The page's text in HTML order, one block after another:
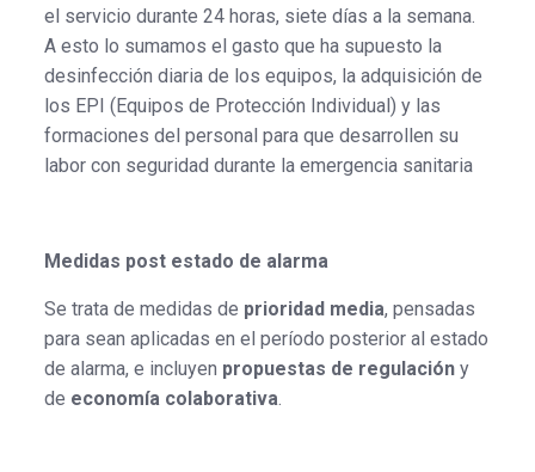
el servicio durante 24 horas, siete días a la semana.
A esto lo sumamos el gasto que ha supuesto la
desinfección diaria de los equipos, la adquisición de
los EPI (Equipos de Protección Individual) y las
formaciones del personal para que desarrollen su
labor con seguridad durante la emergencia sanitaria
Medidas post estado de alarma
Se trata de medidas de prioridad media, pensadas
para sean aplicadas en el período posterior al estado
de alarma, e incluyen propuestas de regulacióny
de economía colaborativa.